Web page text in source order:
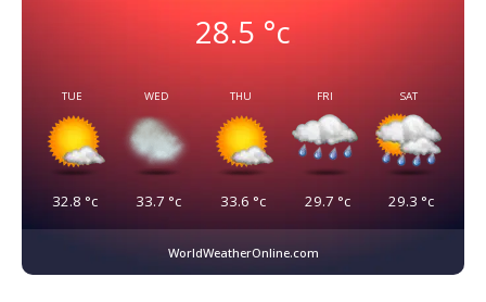
28.5 °c
TUE
32.8 °c
WED
33.7 °c
THU
33.6 °c
FRI
29.7 °c
SAT
29.3 °c
WorldWeatherOnline.com